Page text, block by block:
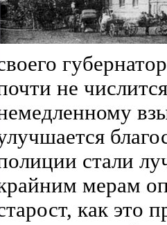
не
стали
мерам
как это